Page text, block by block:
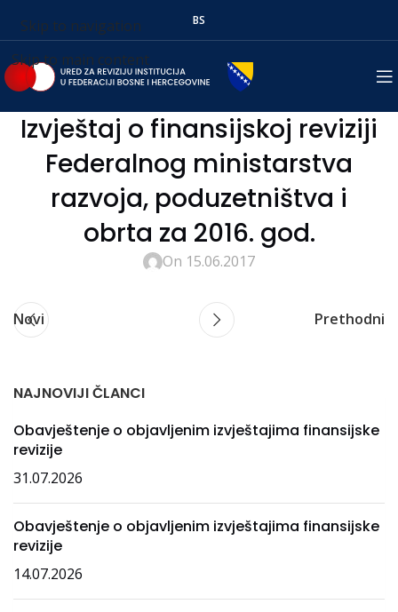
Skip to navigation
Skip to main content
BS
Izvještaj o finansijskoj reviziji
Federalnog ministarstva
razvoja, poduzetništva i
obrta za 2016. god.
On 15.06.2017
Novi Prethodni
NAJNOVIJI ČLANCI
Obavještenje o objavljenim izvještajima finansijske
revizije
31.07.2026
Obavještenje o objavljenim izvještajima finansijske
revizije
14.07.2026